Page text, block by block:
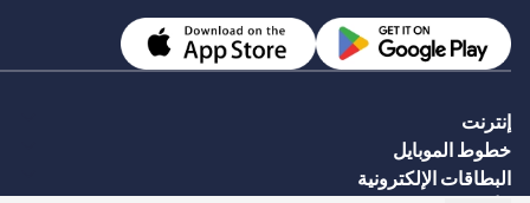
إنترنت
خطوط الموبايل
البطاقات الإلكترونية